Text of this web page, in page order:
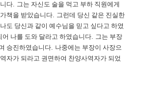
다. 그는 자신도 술을 먹고 부하 직원에게
책을 받았습니다. 그런데 당신 같은 진실한
도 당신과 같이 예수님을 믿고 싶다고 하였
어 나를 도와 달라고 하였습니다. 그는 부장
승진하였습니다. 나중에는 부장이 사장으
자가 되라고 권면하여 찬양사역자가 되었